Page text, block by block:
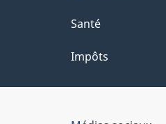
Santé
Impôts